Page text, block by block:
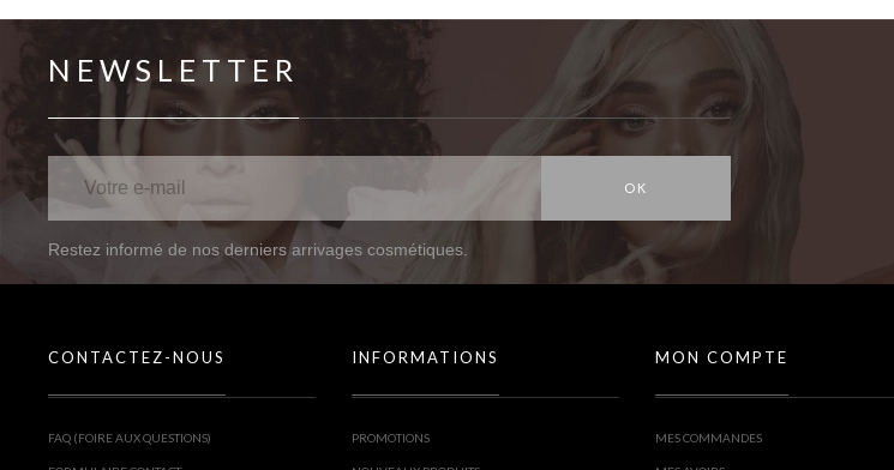
NEWSLETTER
OK
Restez informé de nos derniers arrivages cosmétiques.
CONTACTEZ-NOUS
FAQ (FOIRE AUX QUESTIONS)
INFORMATIONS
PROMOTIONS
MON COMPTE
MES COMMANDES